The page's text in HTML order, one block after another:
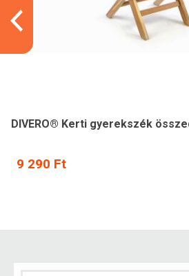
DIVERO® Kerti gyerekszék
9 290 Ft